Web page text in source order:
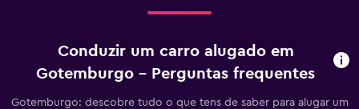
Conduzir um carro alugado em
Gotemburgo - Perguntas frequentes
Gotemburgo: descobre tudo o que tens de saber para alugar um